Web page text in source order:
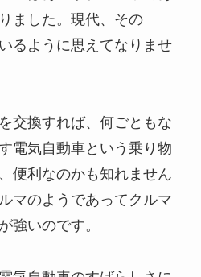
ました。現代、その
るように思えてなりませ
交換すれば、何ごともな
電気自動車という乗り物
便利なのかも知れません
マのようであってクルマ
強いのです。